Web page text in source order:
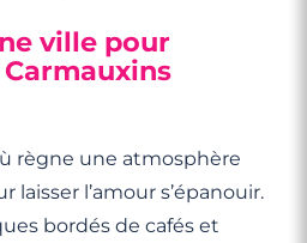
ville pour
règne une atmosphère
laisser l’amour s’épanouir.
bordés de cafés et